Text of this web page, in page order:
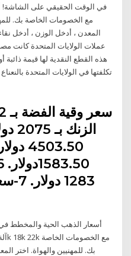
في الوقت الحقيقي على
عملات الولايات المتحدة كانت
هذه القطع النقدية لها قيمة
تكلفتها في الولايات المتحدة
أسعار الذهب الحية والمخطط
بك. للمهنيين والهواة. اختر